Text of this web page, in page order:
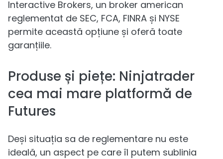
Interactive Brokers, un broker american
reglementat de SEC, FCA, FINRA și NYSE
permite această opțiune și oferă toate
garanțiile.
Produse și piețe: Ninjatrader
cea mai mare platformă de
Futures
Deși situația sa de reglementare nu este
ideală, un aspect pe care îl putem sublinia